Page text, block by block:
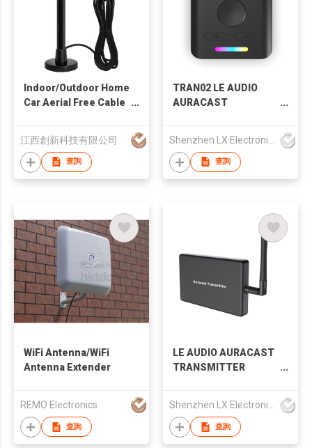
Indoor/Outdoor Home
Car Aerial Free Cable
江西創新科技有限公司
查詢
TRAN02 LE AUDIO
AURACAST
BROADCAST DUAL
MODE LC3 CODEC
查詢
WiFi Antenna/WiFi
Antenna Extender
REMO Electronics
查詢
LE AUDIO AURACAST
TRANSMITTER
CODEC TRAN01
查詢